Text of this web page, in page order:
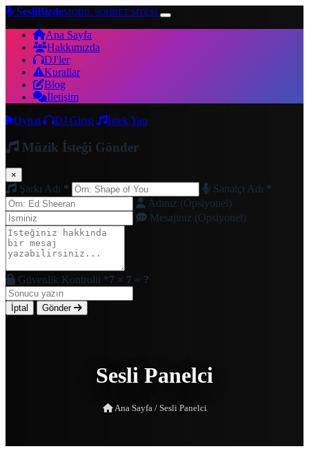
SesliBizdeMOBİL SOHBET SİTESİ
Ana Sayfa
Hakkımızda
DJ'ler
Kurallar
Blog
İletişim
Oynat
DJ Girişi İstek Yap
Müzik İsteği Gönder
×
Şarkı Adı * Sanatçı Adı *
Adınız (Opsiyonel)
Mesajınız (Opsiyonel)
Güvenlik Kontrolü *7 × 7 = ?
İptal Gönder
Sesli Panelci
Ana Sayfa /Sesli Panelci